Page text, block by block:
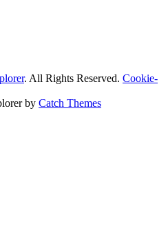
. All Rights Reserved. Cookie-
by Catch Themes